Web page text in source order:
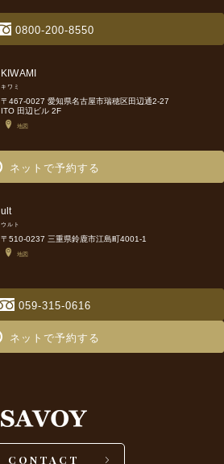
0800-200-8550
KIWAMI
キワミ
〒467-0027 愛知県名古屋市瑞穂区田辺通2-27
ITO 田辺ビル 2F
地図
ネットで予約する
ult
ウルト
〒510-0237 三重県鈴鹿市江島町4001-1
地図
059-315-0616
ネットで予約する
CONTACT